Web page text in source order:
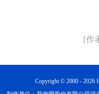
[作
Copyright © 2000 - 2026